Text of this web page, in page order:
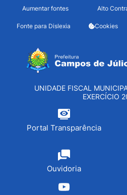
Seção de
Ir para o conteúdo [alt+1]
Ir para o menu [alt+2]
Ir para o rodapé [alt+4]
Aumentar fontes Alto
Fonte para Dislexia Cookies
Seção do
UNIDADE FISCAL
EXERCÍCIO
Portal Transparência
Ouvidoria